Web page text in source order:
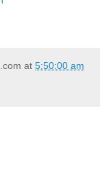
at 5:50:00 am